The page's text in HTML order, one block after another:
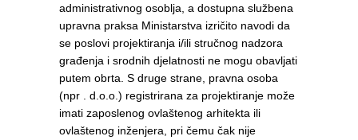
administrativnog osoblja, a dostupna službena
upravna praksa Ministarstva izričito navodi da
se poslovi projektiranja i/ili stručnog nadzora
građenja i srodnih djelatnosti ne mogu obavljati
putem obrta. S druge strane, pravna osoba
(npr . d.o.o.) registrirana za projektiranje može
imati zaposlenog ovlaštenog arhitekta ili
ovlaštenog inženjera, pri čemu čak nije